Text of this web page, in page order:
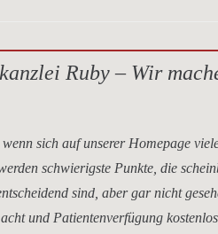
Ruby – Wir
sich auf unserer Homepage
schwierigste Punkte, die
sind, aber gar nicht
und Patientenverfügung